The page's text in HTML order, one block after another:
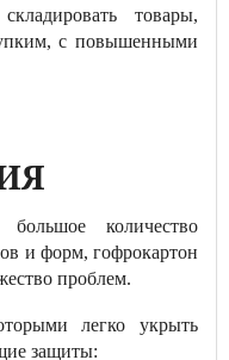
товары,
с повышенными
большое количество
и форм, гофрокартон
проблем.
легко укрыть
защиты: